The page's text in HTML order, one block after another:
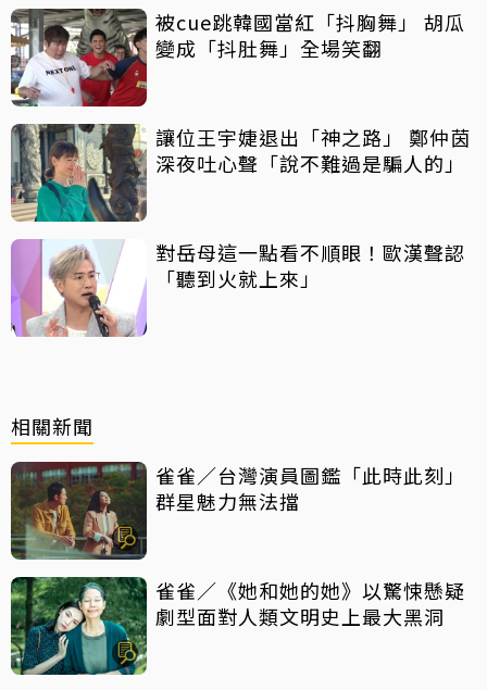
被cue跳韓國當紅「抖胸舞」 胡瓜
變成「抖肚舞」全場笑翻
讓位王宇婕退出「神之路」 鄭仲茵
深夜吐心聲「說不難過是騙人的」
對岳母這一點看不順眼！歐漢聲認
「聽到火就上來」
相關新聞
雀雀／台灣演員圖鑑「此時此刻」
群星魅力無法擋
雀雀／《她和她的她》以驚悚懸疑
劇型面對人類文明史上最大黑洞